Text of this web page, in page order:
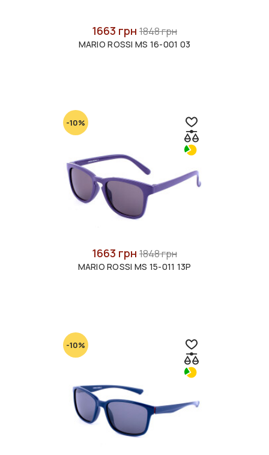
1663 грн 1848 грн
MARIO ROSSI MS 16-001 03
-10%
1663 грн 1848 грн
MARIO ROSSI MS 15-011 13P
-10%